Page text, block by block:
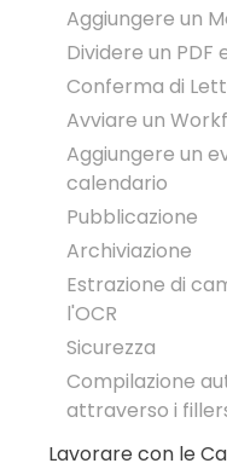
Aggiungere un
Dividere un PDF
Conferma di
Avviare un
Aggiungere un
calendario
Pubblicazione
Archiviazione
Estrazione di
l'OCR
Sicurezza
Compilazione
attraverso i
Lavorare con le